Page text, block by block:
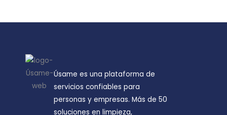
Úsame es una plataforma de
servicios confiables para
personas y empresas. Más de 50
soluciones en limpieza,